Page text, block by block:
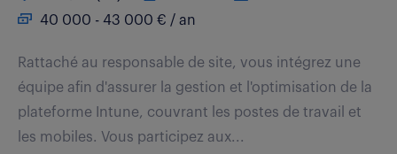
40 000 - 43 000 € / an
Rattaché au responsable de site, vous intégrez une
équipe afin d'assurer la gestion et l'optimisation de la
plateforme Intune, couvrant les postes de travail et
les mobiles. Vous participez aux...